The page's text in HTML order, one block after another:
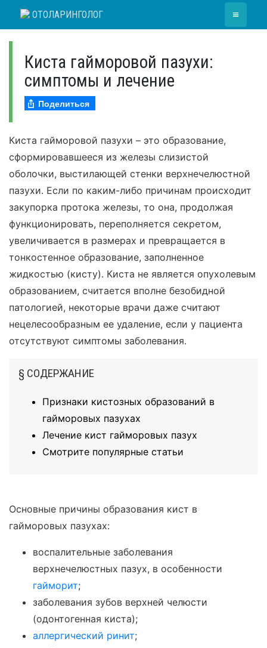
ОТОЛАРИНГОЛОГ ≡
Киста гайморовой пазухи:
симптомы и лечение
Поделиться
Киста гайморовой пазухи – это образование,
сформировавшееся из железы слизистой
оболочки, выстилающей стенки верхнечелюстной
пазухи. Если по каким-либо причинам происходит
закупорка протока железы, то она, продолжая
функционировать, переполняется секретом,
увеличивается в размерах и превращается в
тонкостенное образование, заполненное
жидкостью (кисту). Киста не является опухолевым
образованием, считается вполне безобидной
патологией, некоторые врачи даже считают
нецелесообразным ее удаление, если у пациента
отсутствуют симптомы заболевания.
§ СОДЕРЖАНИЕ
Признаки кистозных образований в
гайморовых пазухах
Лечение кист гайморовых пазух
Смотрите популярные статьи
Основные причины образования кист в
гайморовых пазухах:
воспалительные заболевания
верхнечелюстных пазух, в особенности
гайморит;
заболевания зубов верхней челюсти
(одонтогенная киста);
аллергический ринит;